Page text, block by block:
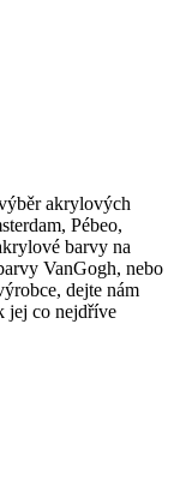
akrylových
Pébeo,
barvy na
VanGogh, nebo
dejte nám
jej co nejdříve